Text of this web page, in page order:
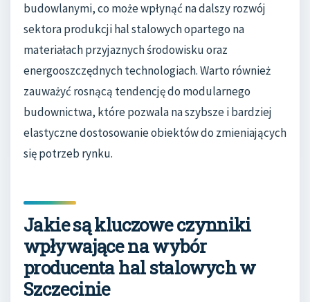
budowlanymi, co może wpłynąć na dalszy rozwój
sektora produkcji hal stalowych opartego na
materiałach przyjaznych środowisku oraz
energooszczędnych technologiach. Warto również
zauważyć rosnącą tendencję do modularnego
budownictwa, które pozwala na szybsze i bardziej
elastyczne dostosowanie obiektów do zmieniających
się potrzeb rynku.
Jakie są kluczowe czynniki
wpływające na wybór
producenta hal stalowych w
Szczecinie